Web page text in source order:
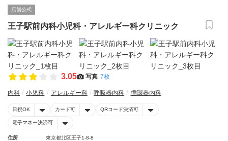
店舗公式
王子駅前内科小児科・アレルギー科クリニック
3.05 写真 7枚
内科 小児科 アレルギー科 呼吸器内科 循環器内科
日祝OK カード可 QRコード決済可
電子マネー決済可
住所
東京都北区王子1-8-8